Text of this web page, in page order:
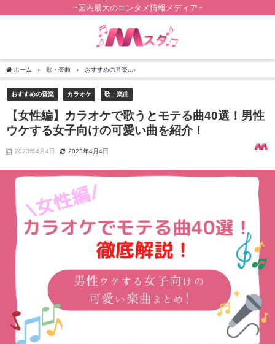
~国内最大のエンタメ情報メディア~
ホーム 歌・楽曲 おすすめの音楽
おすすめの音楽 カラオケ 歌・楽曲
【女性編】カラオケで歌うとモテる曲40選！男性
ウケする女子向けの可愛い曲を紹介！
2023年4月4日 2023年4月4日